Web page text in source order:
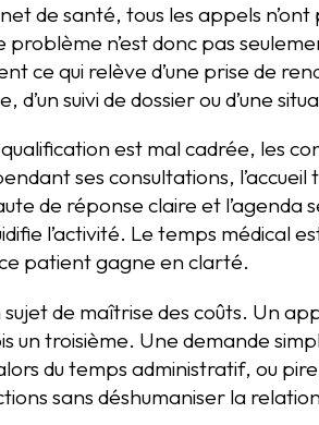
de santé, tous les appels
problème n’est donc pas
ce qui relève d’une prise de
d’un suivi de dossier ou d’une
est mal cadrée, les
ses consultations,
de réponse claire et l’agenda
l’activité. Le temps médical
patient gagne en clarté.
sujet de maîtrise des coûts. Un
un troisième. Une demande
du temps administratif, ou
sans déshumaniser la